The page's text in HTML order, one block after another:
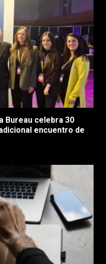
Bureau celebra 30
encuentro de